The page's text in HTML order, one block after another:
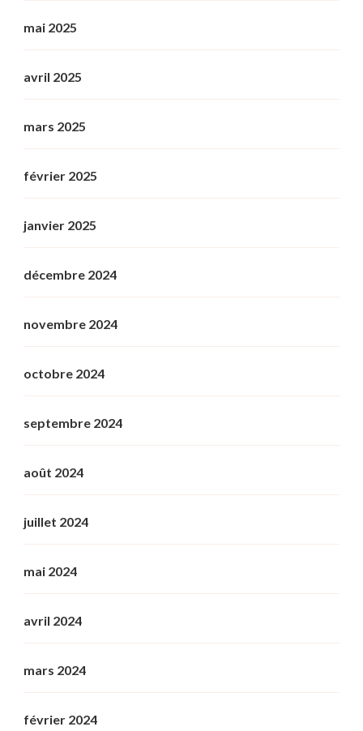
mai 2025
avril 2025
mars 2025
février 2025
janvier 2025
décembre 2024
novembre 2024
octobre 2024
septembre 2024
août 2024
juillet 2024
mai 2024
avril 2024
mars 2024
février 2024